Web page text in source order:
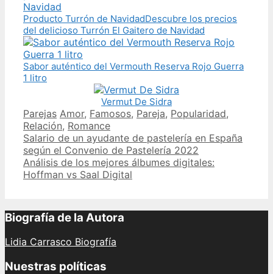
Producto Turrón de NavidadDescubre los precios
del delicioso Turrón El Gaitero de Navidad
Sabor auténtico del Vermouth Reserva Rojo Guerra
1 litro
Vermut De Sidra
Categories
Parejas Tags
Amor, Famosos, Pareja, Popularidad,
Relación, Romance
Post
navigation
Salario de un ayudante de pastelería en España
según el Convenio de Pastelería 2022
Análisis de los mejores álbumes digitales:
Hoffman vs Saal Digital
Biografía de la Autora
Lidia Carrasco Biografía
Nuestras políticas